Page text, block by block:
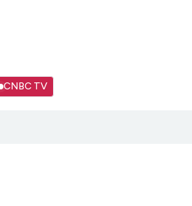
CNBC TV